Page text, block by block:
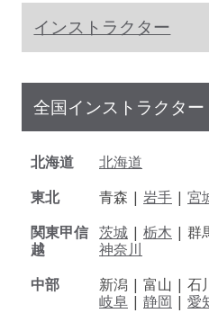
インストラクター
全国インストラクター
北海道
北海道
東北
青森 | 岩手 | 宮
関東甲信
越
茨城 | 栃木 | 群
神奈川
中部
新潟 | 富山 | 石
岐阜 | 静岡 | 愛